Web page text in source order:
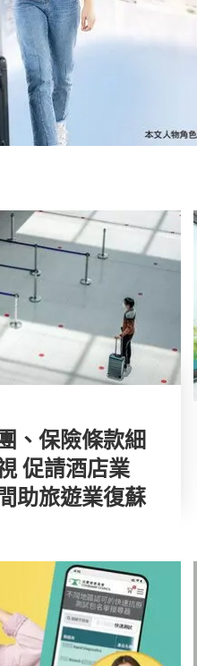
、保險條款細
業
助旅遊業復蘇